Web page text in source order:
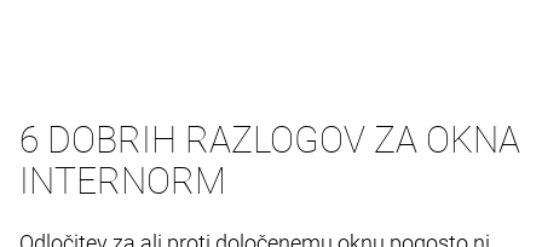
6 DOBRIH RAZLOGOV ZA OKNA
INTERNORM